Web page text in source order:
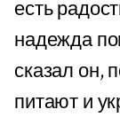
есть
надежда
сказал он,
питают и